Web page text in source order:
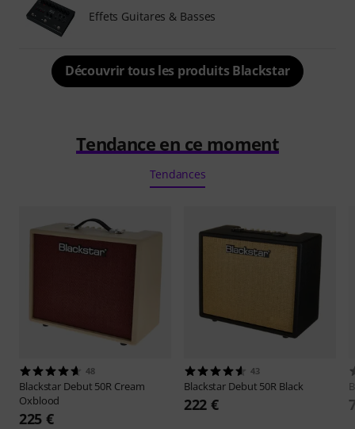
Effets Guitares & Basses
Découvrir tous les produits Blackstar
Tendance en ce moment
Tendances
48
Blackstar Debut 50R Cream
Oxblood
225 €
43
Blackstar Debut 50R Black
222 €